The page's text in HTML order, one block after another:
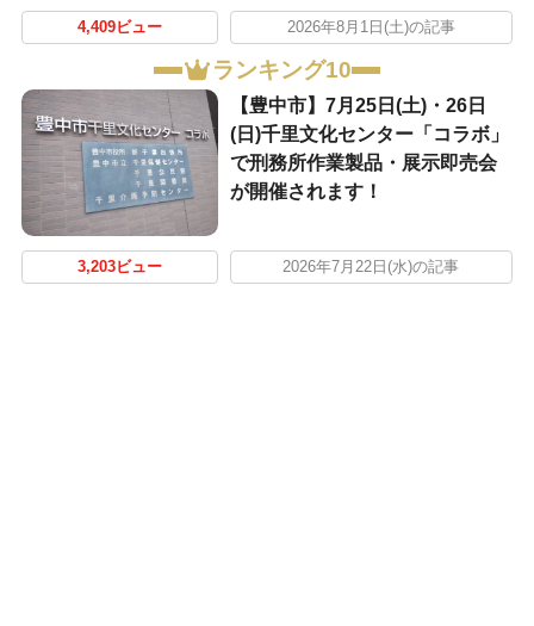
4,409ビュー 2026年8月1日(土)の記事
ランキング10
【豊中市】7月25日(土)・26日
(日)千里文化センター「コラボ」
で刑務所作業製品・展示即売会
が開催されます！
3,203ビュー 2026年7月22日(水)の記事